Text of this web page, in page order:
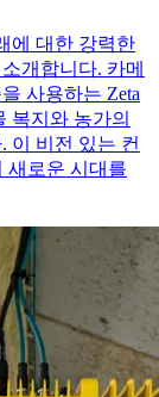
에 대한 강력한
개합니다. 카메
사용하는 Zeta
복지와 농가의
이 비전 있는 컨
새로운 시대를